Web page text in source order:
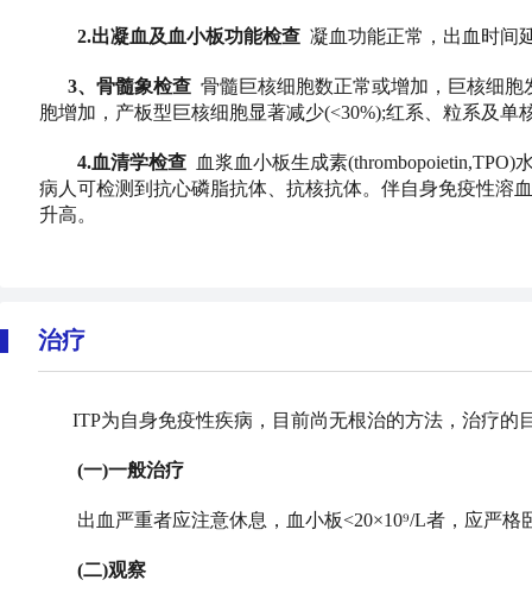
2.出凝血及血小板功能检查 凝血功能正常，出血时间
3、骨髓象检查骨髓巨核细胞数正常或增加，巨核细胞
胞增加，产板型巨核细胞显著减少(<30%);红系、粒系及单
4.血清学检查血浆血小板生成素(thrombopoietin,TPO)
病人可检测到抗心磷脂抗体、抗核抗体。伴自身免疫性溶
升高。
治疗
ITP为自身免疫性疾病，目前尚无根治的方法，治疗
(一)一般治疗
出血严重者应注意休息，血小板<20×10⁹/L者，应严格
(二)观察